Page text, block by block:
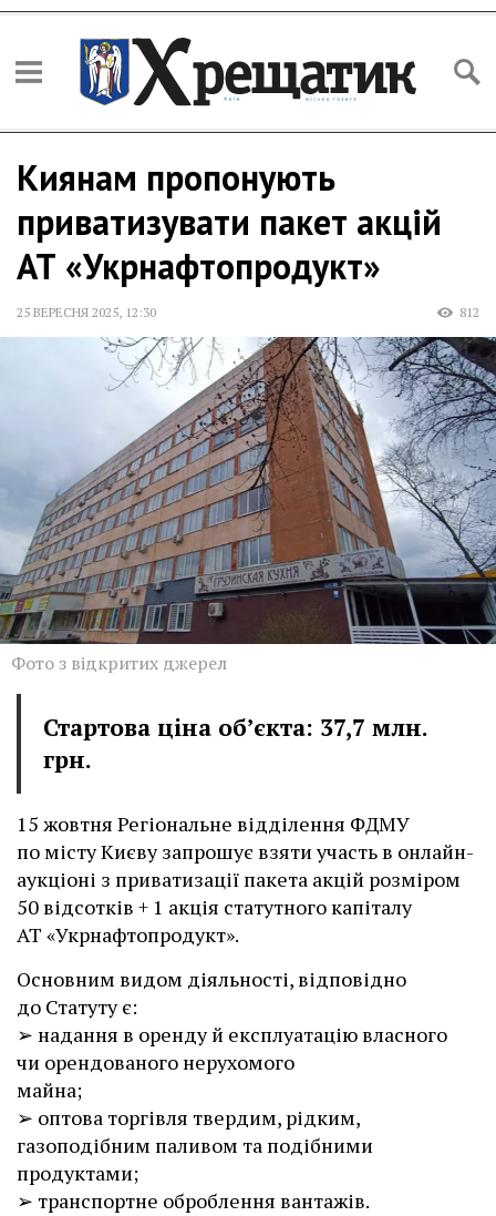
Киянам пропонують
приватизувати пакет акцій
АТ «Укрнафтопродукт»
25 ВЕРЕСНЯ 2025, 12:30 812
Фото з відкритих джерел
Стартова ціна об’єкта: 37,7 млн.
грн.
15 жовтня Регіональне відділення ФДМУ
по місту Києву запрошує взяти участь в онлайн-
аукціоні з приватизації пакета акцій розміром
50 відсотків + 1 акція статутного капіталу
АТ «Укрнафтопродукт».
Основним видом діяльності, відповідно
до Статуту є:
➢ надання в оренду й експлуатацію власного
чи орендованого нерухомого
майна;
➢ оптова торгівля твердим, рідким,
газоподібним паливом та подібними
продуктами;
➢ транспортне оброблення вантажів.